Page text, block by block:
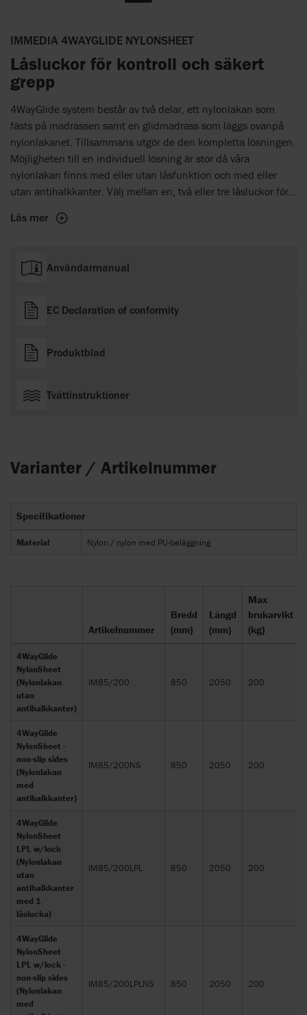
IMMEDIA 4WAYGLIDE NYLONSHEET
Låsluckor för kontroll och säkert
grepp
4WayGlide system består av två delar, ett nylonlakan som
fästs på madrassen samt en glidmadrass som läggs ovanpå
nylonlakanet. Tillsammans utgör de den kompletta lösningen.
Möjligheten till en individuell lösning är stor då våra
nylonlakan finns med eller utan låsfunktion och med eller
utan antihalkkanter. Välj mellan en, två eller tre låsluckor för
Läs mer
Användarmanual
EC Declaration of conformity
Produktblad
Tvättinstruktioner
Varianter / Artikelnummer
Specifikationer
Material Nylon / nylon med PU-beläggning
Artikelnummer
Bredd
(mm)
Längd
(mm)
Max
brukarvikt
(kg)
4WayGlide
NylonSheet
(Nylonlakan
utan
antihalkkanter)
IM85/200 850 2050 200
4WayGlide
NylonSheet -
non-slip sides
(Nylonlakan
med
antihalkkanter)
IM85/200NS 850 2050 200
4WayGlide
NylonSheet
LPL w/lock
(Nylonlakan
utan
antihalkkanter
med 1
låslucka)
IM85/200LPL 850 2050 200
4WayGlide
NylonSheet
LPL w/lock -
non-slip sides
(Nylonlakan
med
IM85/200LPLNS 850 2050 200